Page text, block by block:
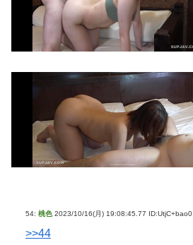
54: 桃色 2023/10/16(月) 19:08:45.77 ID:UtjC+bao0
>>44